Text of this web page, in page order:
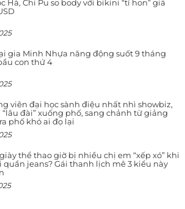
Hà, Chi Pu so body với bikini “tí hon” giá
gia Minh Nhựa năng động suốt 9 tháng
con thứ 4
viên đại học sành điệu nhất nhì showbiz,
“lâu đài” xuống phố, sang chảnh từ giảng
phố khó ai đọ lại
thể thao giờ bị nhiều chị em “xếp xó” khi
quần jeans? Gái thanh lịch mê 3 kiểu này